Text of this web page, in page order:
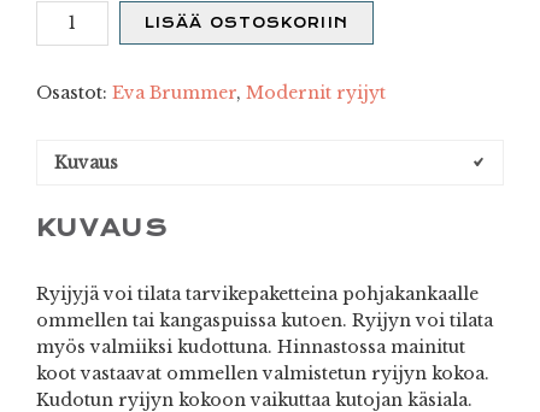
Lehti
määrä
LISÄÄ OSTOSKORIIN
Osastot: Eva Brummer, Modernit ryijyt
Kuvaus
KUVAUS
Ryijyjä voi tilata tarvikepaketteina pohjakankaalle
ommellen tai kangaspuissa kutoen. Ryijyn voi tilata
myös valmiiksi kudottuna. Hinnastossa mainitut
koot vastaavat ommellen valmistetun ryijyn kokoa.
Kudotun ryijyn kokoon vaikuttaa kutojan käsiala.